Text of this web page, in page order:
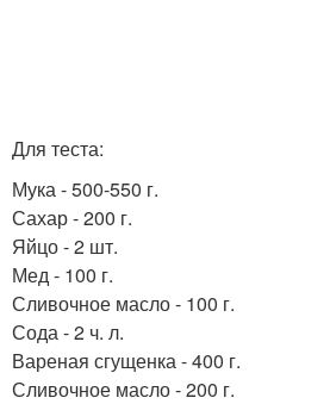
Для теста:
Мука - 500-550 г.
Сахар - 200 г.
Яйцо - 2 шт.
Мед - 100 г.
Сливочное масло - 100 г.
Сода - 2 ч. л.
Вареная сгущенка - 400 г.
Сливочное масло - 200 г.